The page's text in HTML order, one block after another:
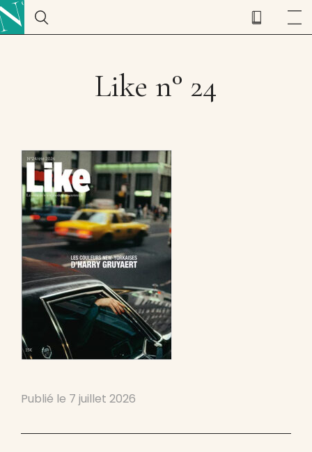
Like n° 24
Publié le 7 juillet 2026